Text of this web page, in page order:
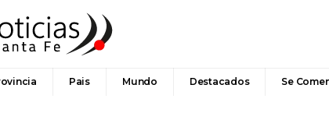
Pais Mundo Destacados Se